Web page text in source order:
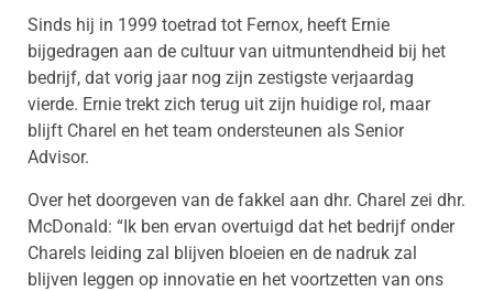
Sinds hij in 1999 toetrad tot Fernox, heeft Ernie
bijgedragen aan de cultuur van uitmuntendheid bij het
bedrijf, dat vorig jaar nog zijn zestigste verjaardag
vierde. Ernie trekt zich terug uit zijn huidige rol, maar
blijft Charel en het team ondersteunen als Senior
Advisor.
Over het doorgeven van de fakkel aan dhr. Charel zei dhr.
McDonald: “Ik ben ervan overtuigd dat het bedrijf onder
Charels leiding zal blijven bloeien en de nadruk zal
blijven leggen op innovatie en het voortzetten van ons